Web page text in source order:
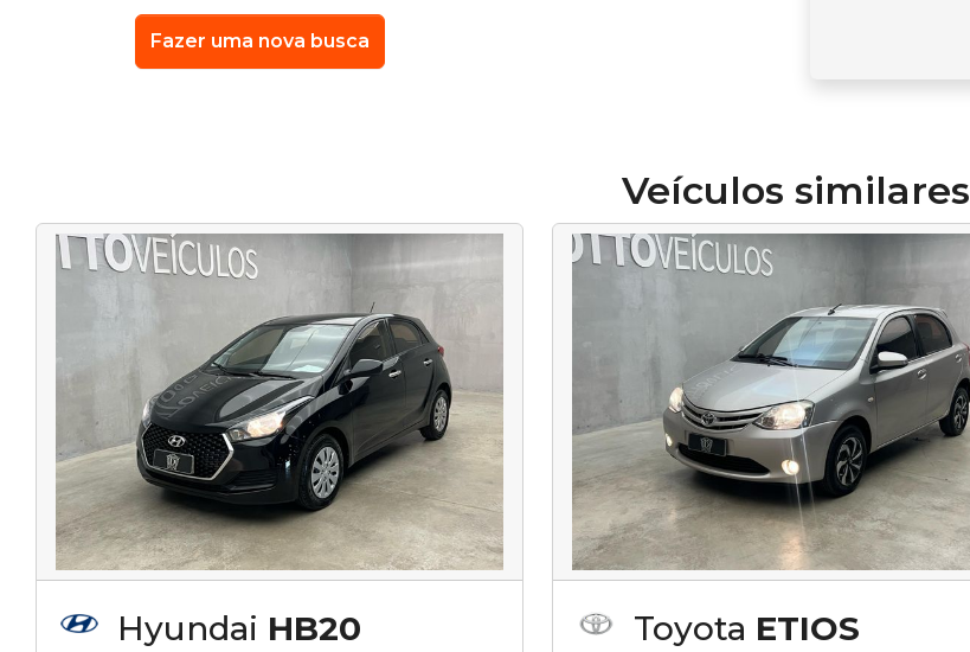
Fazer uma nova busca
Veículos similares
Hyundai HB20 Toyota ETIOS